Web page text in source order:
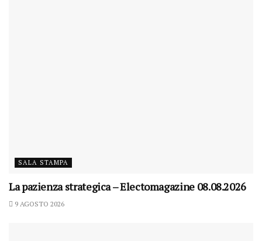
SALA STAMPA
La pazienza strategica – Electomagazine 08.08.2026
9 AGOSTO 2026